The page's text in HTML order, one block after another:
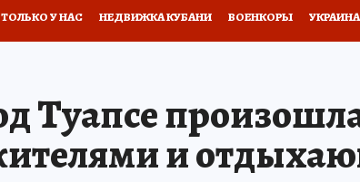
ТОЛЬКО У НАС НЕДВИЖКА КУБАНИ ВОЕНКОРЫ
Туапсе
и